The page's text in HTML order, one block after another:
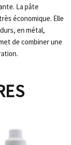
La pâte
économique. Elle
en métal,
de combiner une